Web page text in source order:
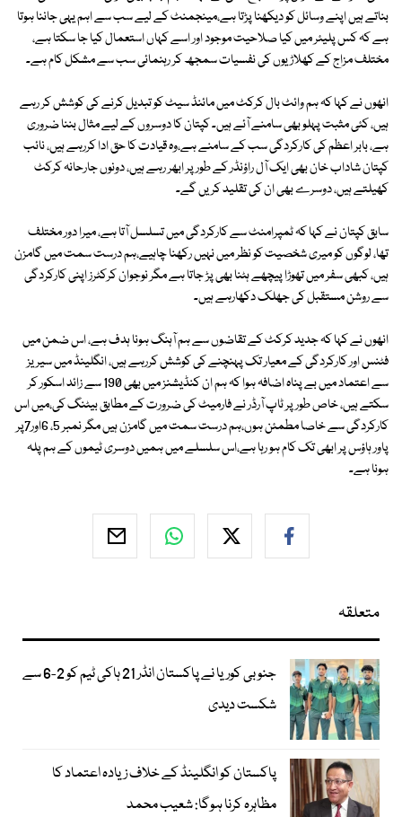
بناتے ہیں اپنے وسائل کو دیکھنا پڑتا ہے،مینجمنٹ کے لیے سب سے اہم یہی جاننا ہوتا
ہے کہ کس پلیئر میں کیا صلاحیت موجود اور اسے کہاں استعمال کیا جا سکتا ہے،
مختلف مزاج کے کھلاڑیوں کی نفسیات سمجھ کر رہنمائی سب سے مشکل کام ہے۔
انھوں نے کہا کہ ہم وائٹ بال کرکٹ میں مائنڈ سیٹ کو تبدیل کرنے کی کوشش کر رہے
ہیں، کئی مثبت پہلو بھی سامنے آئے ہیں۔ کپتان کا دوسروں کے لیے مثال بننا ضروری
ہے، بابر اعظم کی کارکردگی سب کے سامنے ہے،وہ قیادت کا حق ادا کررہے ہیں، نائب
کپتان شاداب خان بھی ایک آل راؤنڈر کے طور پر ابھر رہے ہیں، دونوں جارحانہ کرکٹ
کھیلتے ہیں، دوسرے بھی ان کی تقلید کریں گے۔
سابق کپتان نے کہا کہ ٹمپرامنٹ سے کارکردگی میں تسلسل آتا ہے، میرا دور مختلف
تھا، لوگوں کو میری شخصیت کو نظر میں نہیں رکھنا چاہیے،ہم درست سمت میں گامزن
ہیں، کبھی سفر میں تھوڑا پیچھے ہٹنا بھی پڑ جاتا ہے مگر نوجوان کرکٹرز اپنی کارکردگی
سے روشن مستقبل کی جھلک دکھارہے ہیں۔
انھوں نے کہا کہ جدید کرکٹ کے تقاضوں سے ہم آہنگ ہونا ہدف ہے، اس ضمن میں
فٹنس اور کارکردگی کے معیار تک پہنچنے کی کوشش کررہے ہیں، انگلینڈ میں سیریز
سے اعتماد میں بے پناہ اضافہ ہوا کہ ہم ان کنڈیشنز میں بھی 190 سے زائد اسکور کر
سکتے ہیں، خاص طور پر ٹاپ آرڈر نے فارمیٹ کی ضرورت کے مطابق بیٹنگ کی،میں اس
کارکردگی سے خاصا مطمئن ہوں،ہم درست سمت میں گامزن ہیں مگر نمبر 5، 6اور7پر
پاور ہاؤس پر ابھی تک کام ہو رہا ہے،اس سلسلے میں ہمیں دوسری ٹیموں کے ہم پلہ
ہونا ہے۔
متعلقہ
جنوبی کوریا نے پاکستان انڈر 21 ہاکی ٹیم کو 2-6 سے
شکست دیدی
پاکستان کو انگلینڈ کے خلاف زیادہ اعتماد کا
مظاہرہ کرنا ہوگا: شعیب محمد